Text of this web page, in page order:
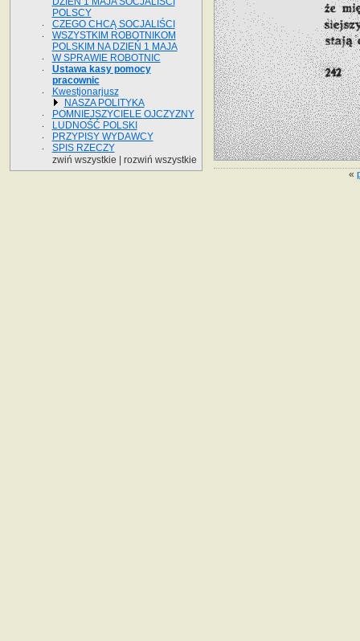
«
POLSCY
CZEGO CHCĄ SOCJALIŚCI
WSZYSTKIM ROBOTNIKOM
POLSKIM NA DZIEŃ 1 MAJA
W SPRAWIE ROBOTNIC
Ustawa kasy pomocy
pracownic
Kwestjonarjusz
NASZA POLITYKA
POMNIEJSZYCIELE OJCZYZNY
LUDNOŚĆ POLSKI
PRZYPISY WYDAWCY
SPIS RZECZY
zwiń wszystkie
rozwiń wszystkie